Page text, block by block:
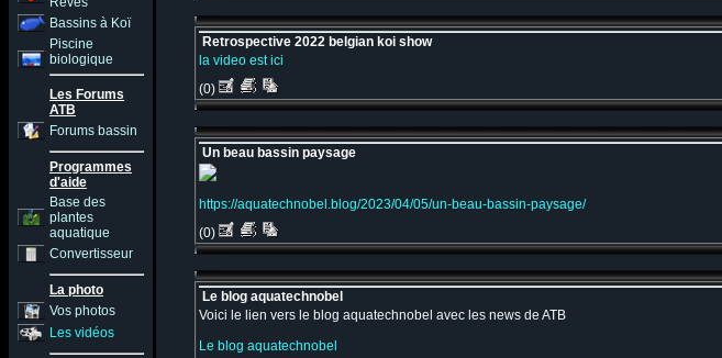
Bassins à Koï
Piscine
biologique
Les Forums
ATB
Forums bassin
Programmes
d'aide
Base des
plantes
aquatique
Convertisseur
La photo
Vos photos
Les vidéos
Retrospective 2022 belgian koi show
la video est ici
(0)
Un beau bassin paysage
https://aquatechnobel.blog/2023/04/05/un-beau-bassin-paysage/
(0)
Le blog aquatechnobel
Voici le lien vers le blog aquatechnobel avec les news de ATB
Le blog aquatechnobel